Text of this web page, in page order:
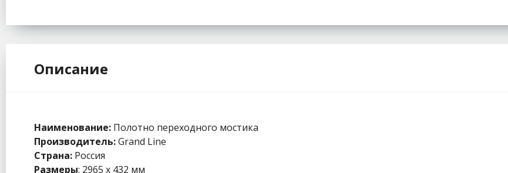
Описание
Наименование: Полотно переходного мостика
Производитель:Grand Line
Страна: Россия
Размеры: 2965 х 432 мм